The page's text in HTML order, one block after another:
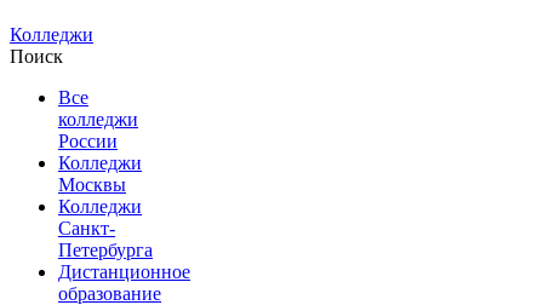
Колледжи
Поиск
Все
колледжи
России
Колледжи
Москвы
Колледжи
Санкт-
Петербурга
Дистанционное
образование